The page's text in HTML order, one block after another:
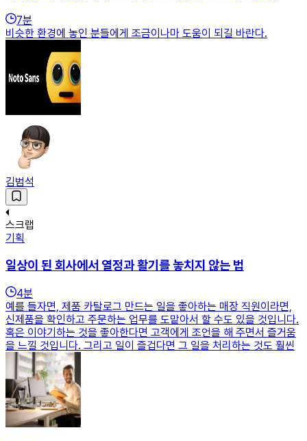
7분
비슷한 환경에 놓인 분들에게 조금이나마 도움이 되길 바란다.
김범석
스크랩
기획
일상이 된 회사에서 열정과 활기를 놓치지 않는 법
4분
예를 들자면, 제품 카탈로그 만드는 일을 좋아하는 매장 직원이라면,
신제품을 확인하고 주문하는 업무를 도맡아서 할 수도 있을 것입니다.
혹은 이야기하는 것을 좋아한다면 고객에게 조언을 해 주면서 즐거움
을 느낄 것입니다. 그리고 일이 즐겁다면 그 일을 처리하는 것도 훨씬